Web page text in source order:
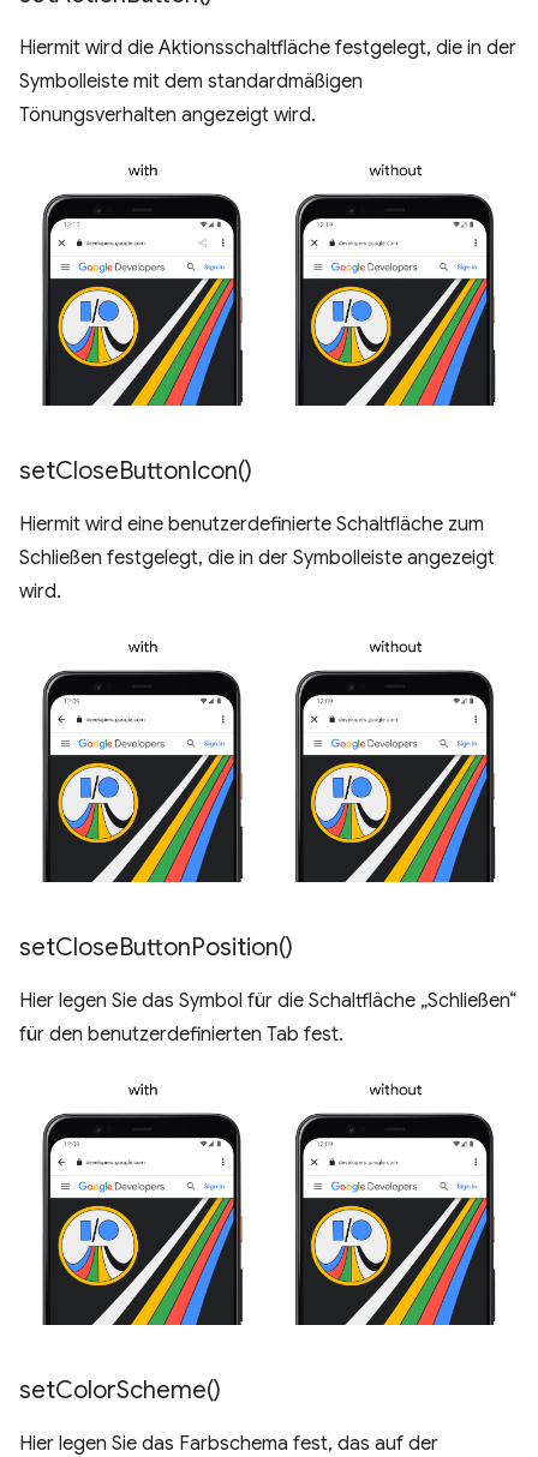
Hiermit wird die Aktionsschaltfläche festgelegt, die in der
Symbolleiste mit dem standardmäßigen
Tönungsverhalten angezeigt wird.
setCloseButtonIcon()
Hiermit wird eine benutzerdefinierte Schaltfläche zum
Schließen festgelegt, die in der Symbolleiste angezeigt
wird.
setCloseButtonPosition()
Hier legen Sie das Symbol für die Schaltfläche „Schließen“
für den benutzerdefinierten Tab fest.
setColorScheme()
Hier legen Sie das Farbschema fest, das auf der